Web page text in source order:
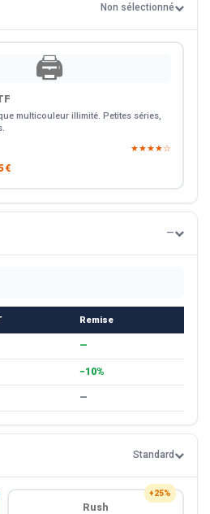
Non sélectionné
🖨️
multicouleur illimité. Petites séries,
★★★★☆
€
—
Remise
—
−10%
—
Standard
+25%
Rush